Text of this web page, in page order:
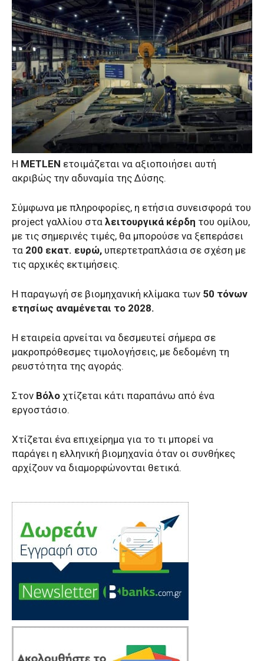
Η METLEN ετοιμάζεται να αξιοποιήσει αυτή
ακριβώς την αδυναμία της Δύσης.
Σύμφωνα με πληροφορίες, η ετήσια συνεισφορά του
project γαλλίου στα λειτουργικά κέρδη του ομίλου,
με τις σημερινές τιμές, θα μπορούσε να ξεπεράσει
τα 200 εκατ. ευρώ, υπερτετραπλάσια σε σχέση με
τις αρχικές εκτιμήσεις.
Η παραγωγή σε βιομηχανική κλίμακα των 50 τόνων
ετησίως αναμένεται το 2028.
Η εταιρεία αρνείται να δεσμευτεί σήμερα σε
μακροπρόθεσμες τιμολογήσεις, με δεδομένη τη
ρευστότητα της αγοράς.
Στον Βόλο χτίζεται κάτι παραπάνω από ένα
εργοστάσιο.
Χτίζεται ένα επιχείρημα για το τι μπορεί να
παράγει η ελληνική βιομηχανία όταν οι συνθήκες
αρχίζουν να διαμορφώνονται θετικά.